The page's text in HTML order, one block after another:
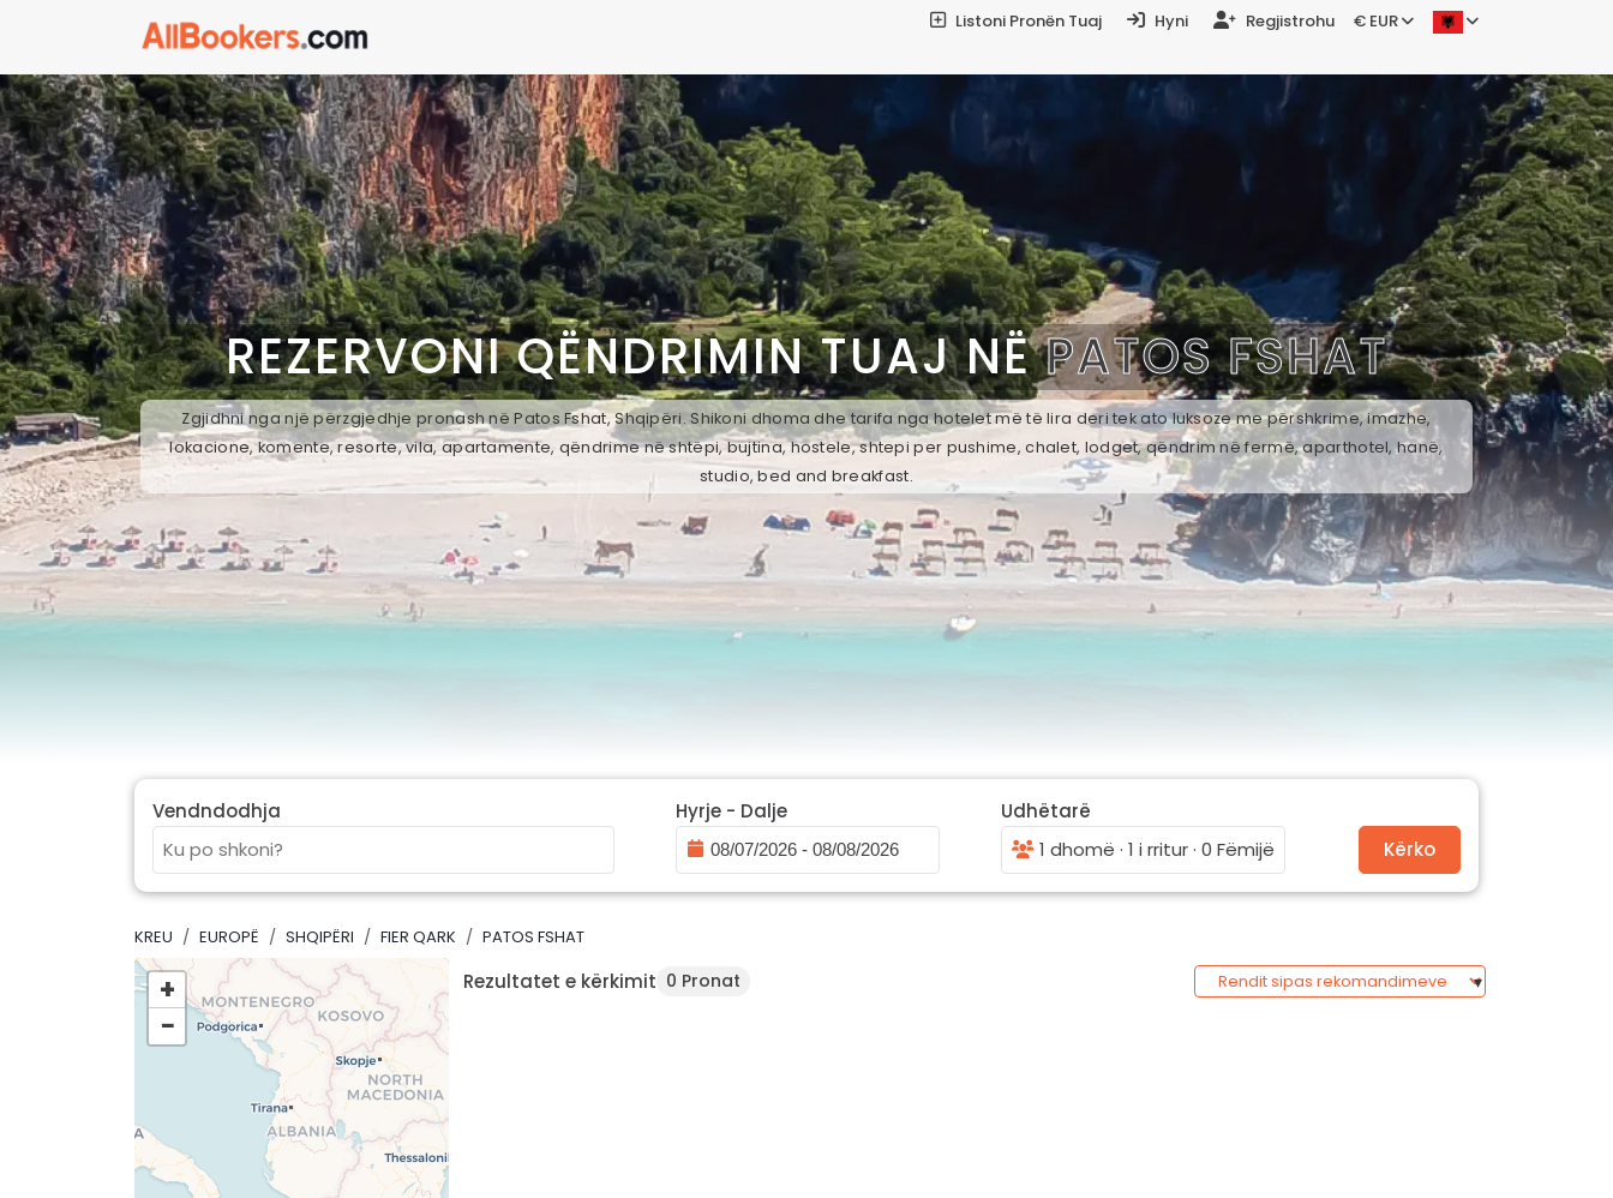
Listoni Pronën Tuaj Hyni Regjistrohu € EUR
REZERVONI QËNDRIMIN TUAJ NËPATOS FSHAT
Zgjidhni nga një përzgjedhje pronash në Patos Fshat, Shqipëri. Shikoni dhoma dhe tarifa nga hotelet më të lira deri tek ato luksoze me përshkrime, imazhe,
lokacione, komente, resorte, vila, apartamente, qëndrime në shtëpi, bujtina, hostele, shtepi per pushime, chalet, lodget, qëndrim në fermë, aparthotel, hanë,
studio, bed and breakfast.
Vendndodhja Hyrje - Dalje
Udhëtarë
1 dhomë · 1 i rritur · 0 Fëmijë
Kërko
KREU EUROPË SHQIPËRI FIER QARK PATOS FSHAT
+
−
Rezultatet e kërkimit 0 Pronat